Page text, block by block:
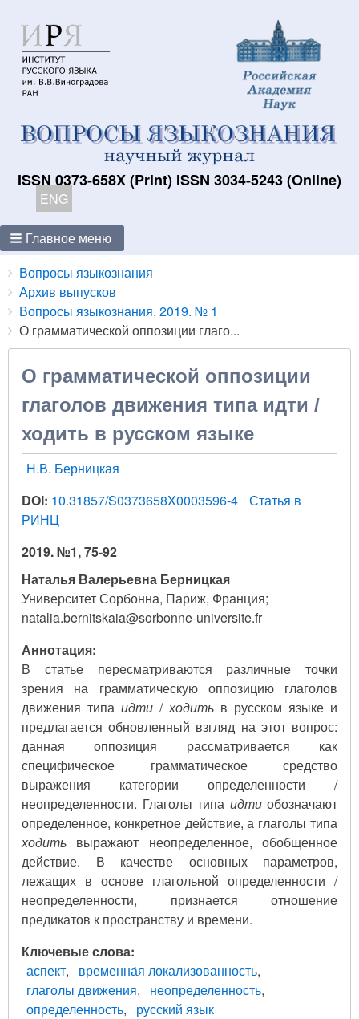
ISSN 0373-658X (Print) ISSN 3034-5243 (Online)
ENG
Главное меню
Breadcrumbs
You
are
here:
Вопросы языкознания
Архив выпусков
Вопросы языкознания. 2019. № 1
О грамматической оппозиции глаго...
О грамматической оппозиции
глаголов движения типа идти /
ходить в русском языке
Н.В. Берницкая
DOI: 10.31857/S0373658X0003596-4
Статья в
РИНЦ
2019. №1, 75-92
Наталья Валерьевна Берницкая
Университет Сорбонна, Париж, Франция;
natalia.bernitskaia@sorbonne-universite.fr
Аннотация:
В статье пересматриваются различные точки
зрения на грамматическую оппозицию глаголов
движения типа идти /ходить в русском языке и
предлагается обновленный взгляд на этот вопрос:
данная оппозиция рассматривается как
специфическое грамматическое средство
выражения категории определенности /
неопределенности. Глаголы типа идтиобозначают
определенное, конкретное действие, а глаголы типа
ходить выражают неопределенное, обобщенное
действие. В качестве основных параметров,
лежащих в основе глагольной определенности /
неопределенности, признается отношение
предикатов к пространству и времени.
Ключевые слова
аспект
временна́я локализованность
глаголы движения
неопределенность
определенность
русский язык